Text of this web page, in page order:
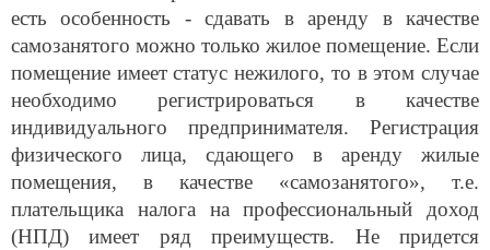
есть особенность - сдавать в аренду в качестве
самозанятого можно только жилое помещение. Если
помещение имеет статус нежилого, то в этом случае
необходимо регистрироваться в качестве
индивидуального предпринимателя. Регистрация
физического лица, сдающего в аренду жилые
помещения, в качестве «самозанятого», т.е.
плательщика налога на профессиональный доход
(НПД) имеет ряд преимуществ. Не придется